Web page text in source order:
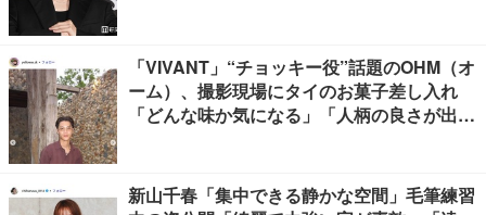
「VIVANT」“チョッキー役”話題のOHM（オ
ーム）、撮影現場にタイのお菓子差し入れ
「どんな味か気になる」「人柄の良さが出て
新山千春「集中できる静かな空間」毛筆練習